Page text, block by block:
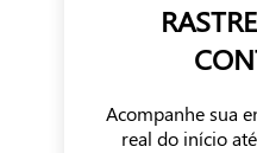
Acompanhe sua
real do início